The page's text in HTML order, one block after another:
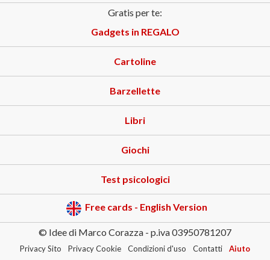
Gratis per te:
Gadgets in REGALO
Cartoline
Barzellette
Libri
Giochi
Test psicologici
Free cards - English Version
© Idee di Marco Corazza - p.iva 03950781207
Privacy Sito Privacy Cookie Condizioni d'uso Contatti Aiuto